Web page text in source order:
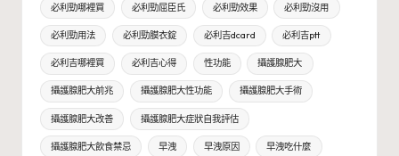
必利勁哪裡買 必利勁屈臣氏 必利勁效果 必利勁沒用
必利勁用法 必利勁膜衣錠 必利吉dcard 必利吉ptt
必利吉哪裡買 必利吉心得 性功能 攝護腺肥大
攝護腺肥大前兆 攝護腺肥大性功能 攝護腺肥大手術
攝護腺肥大改善 攝護腺肥大症狀自我評估
攝護腺肥大飲食禁忌 早洩 早洩原因 早洩吃什麼